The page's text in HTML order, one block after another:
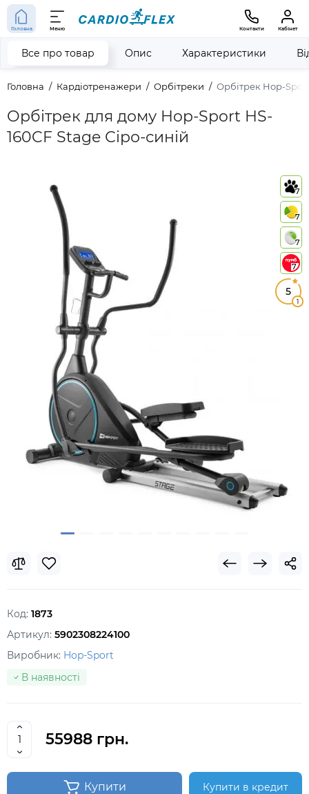
Головна Меню Контакти Кабінет
Головна Кардіотренажери Орбітреки Орбітрек Hop-
Орбітрек для дому Hop-Sport HS-
160CF Stage Сіро-синій
Все про товар Опис Характеристики
7
7
7
7
5
1
Код: 1873
Артикул: 5902308224100
Виробник: Hop-Sport
В наявності
55988 грн.
Купити Купити в кредит